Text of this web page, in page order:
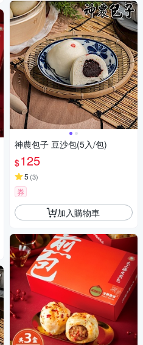
神農包子 豆沙包(5入/包)
$125
5 (3)
券
加入購物車